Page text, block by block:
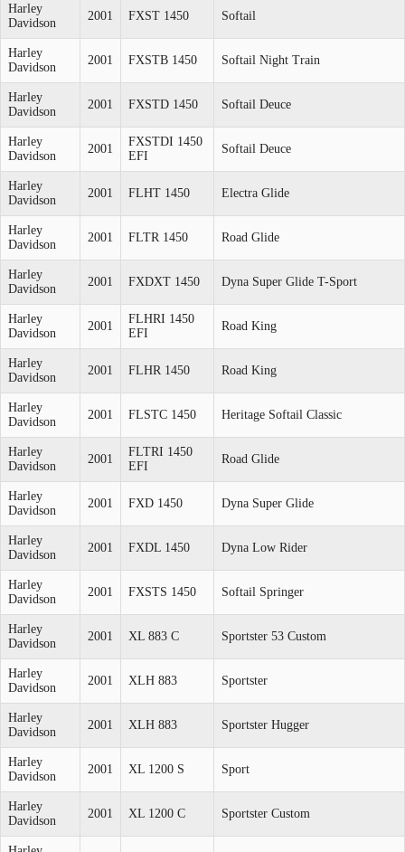
Harley
Davidson
2001 FXST 1450 Softail
Harley
Davidson
2001 FXSTB 1450 Softail Night Train
Harley
Davidson
2001 FXSTD 1450 Softail Deuce
Harley
Davidson
2001
FXSTDI 1450
EFI
Softail Deuce
Harley
Davidson
2001 FLHT 1450 Electra Glide
Harley
Davidson
2001 FLTR 1450 Road Glide
Harley
Davidson
2001 FXDXT 1450 Dyna Super Glide T-Sport
Harley
Davidson
2001
FLHRI 1450
EFI
Road King
Harley
Davidson
2001 FLHR 1450 Road King
Harley
Davidson
2001 FLSTC 1450 Heritage Softail Classic
Harley
Davidson
2001
FLTRI 1450
EFI
Road Glide
Harley
Davidson
2001 FXD 1450 Dyna Super Glide
Harley
Davidson
2001 FXDL 1450 Dyna Low Rider
Harley
Davidson
2001 FXSTS 1450 Softail Springer
Harley
Davidson
2001 XL 883 C Sportster 53 Custom
Harley
Davidson
2001 XLH 883 Sportster
Harley
Davidson
2001 XLH 883 Sportster Hugger
Harley
Davidson
2001 XL 1200 S Sport
Harley
Davidson
2001 XL 1200 C Sportster Custom